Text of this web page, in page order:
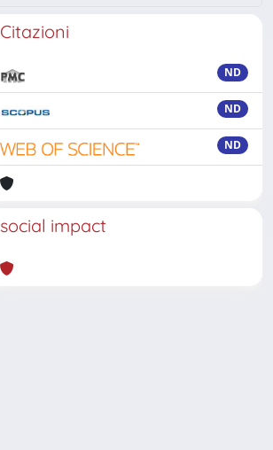
Citazioni
ND
ND
ND
social impact